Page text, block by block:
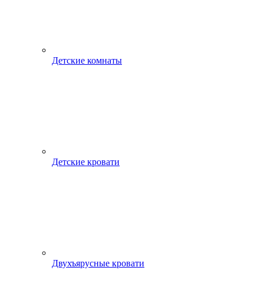
Детские комнаты
Детские кровати
Двухъярусные кровати